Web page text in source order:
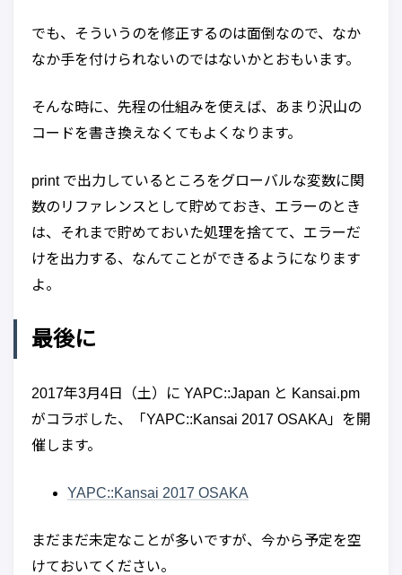
でも、そういうのを修正するのは面倒なので、なか
なか手を付けられないのではないかとおもいます。
そんな時に、先程の仕組みを使えば、あまり沢山の
コードを書き換えなくてもよくなります。
print で出力しているところをグローバルな変数に関
数のリファレンスとして貯めておき、エラーのとき
は、それまで貯めておいた処理を捨てて、エラーだ
けを出力する、なんてことができるようになります
よ。
最後に
2017年3月4日（土）に YAPC::Japan と Kansai.pm
がコラボした、「YAPC::Kansai 2017 OSAKA」を開
催します。
YAPC::Kansai 2017 OSAKA
まだまだ未定なことが多いですが、今から予定を空
けておいてください。